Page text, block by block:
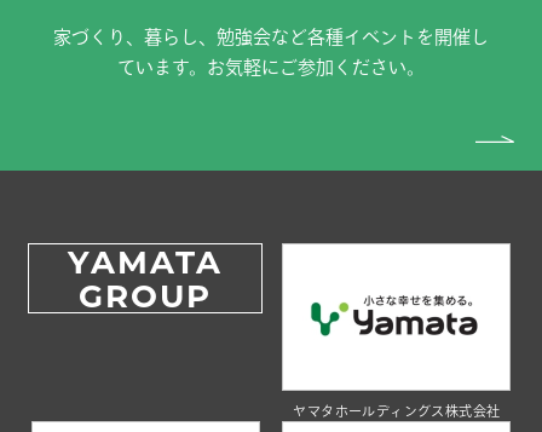
家づくり、暮らし、勉強会など各種イベントを開催し
ています。お気軽にご参加ください。
YAMATA
GROUP
ヤマタホールディングス株式会社